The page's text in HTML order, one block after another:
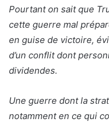
Pourtant on sait que
cette guerre mal
en guise de victoire,
d’un conflit dont
dividendes.
Une guerre dont la
notamment en ce qui